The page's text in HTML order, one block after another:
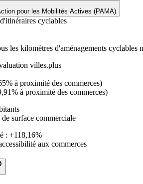
pour les Mobilités Actives (PAMA)
cyclables
les kilomètres d'aménagements
villes.plus
à proximité des commerces)
à proximité des commerces)
surface commerciale
: +118,16%
aux commerces